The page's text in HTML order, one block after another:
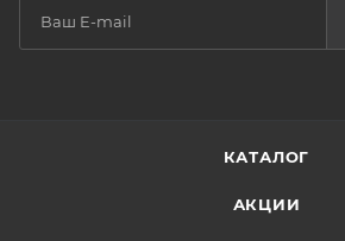
КАТАЛОГ
АКЦИИ